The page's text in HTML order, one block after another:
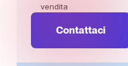
vendita
Contattaci